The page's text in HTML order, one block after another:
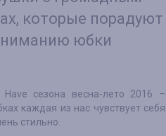
которые порадуют
юбки
сезона весна-лето 2016 –
каждая из нас чувствует себя
стильно.